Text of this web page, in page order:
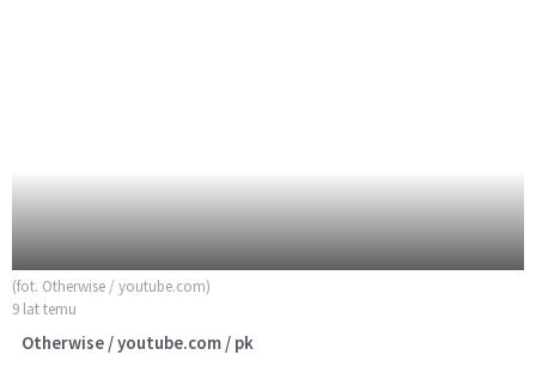
(fot. Otherwise / youtube.com)
9 lat temu
Otherwise / youtube.com / pk